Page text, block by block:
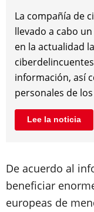
La compañía de
llevado a cabo
en la actualidad
información, así
personales de
Lee la noticia
De acuerdo al
beneficiar
europeas de